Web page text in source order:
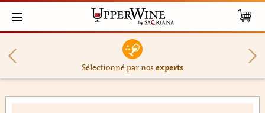
Sélectionné par nosexperts